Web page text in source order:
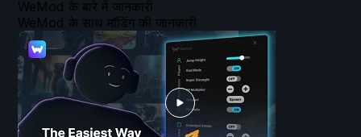
WeMod के बारे में जानकारी
WeMod के साथ मॉडिंग की जानकारी